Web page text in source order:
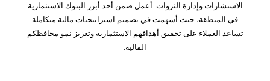
الاستشارات وإدارة الثروات. أعمل ضمن أحد أبرز البنوك الاستثمارية
في المنطقة، حيث أسهمت في تصميم استراتيجيات مالية متكاملة
تساعد العملاء على تحقيق أهدافهم الاستثمارية وتعزيز نمو محافظكم
المالية.